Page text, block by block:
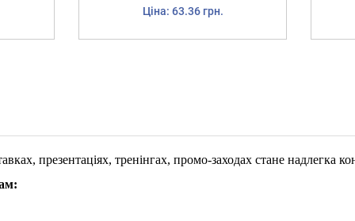
Ціна: 63.36 грн.
презентаціях, тренінгах, промо-заходах стане надлегка